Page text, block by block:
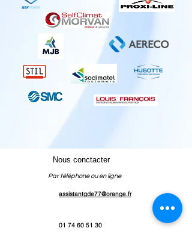
Nous conctacter
Par téléphone ou en ligne
assistantgde77@orange.fr
01 74 60 51 30